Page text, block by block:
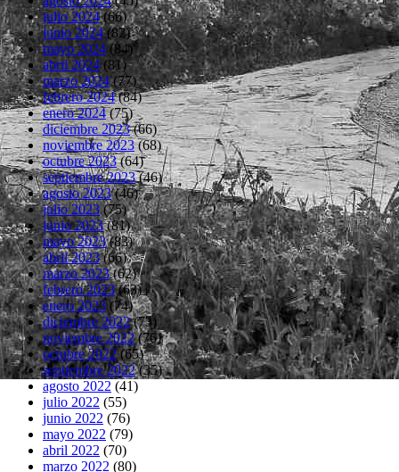
julio 2024(66)
junio 2024(82)
mayo 2024(84)
abril 2024(81)
marzo 2024(77)
febrero 2024(84)
enero 2024(75)
diciembre 2023(66)
noviembre 2023(68)
octubre 2023(64)
septiembre 2023(46)
agosto 2023(46)
julio 2023(75)
junio 2023(81)
mayo 2023(83)
abril 2023(66)
marzo 2023(62)
febrero 2023(63)
enero 2023 (74)
diciembre 2022(73)
noviembre 2022(76)
octubre 2022(65)
septiembre 2022(35)
agosto 2022 (41)
julio 2022 (55)
junio 2022 (76)
mayo 2022 (79)
abril 2022 (70)
marzo 2022 (80)